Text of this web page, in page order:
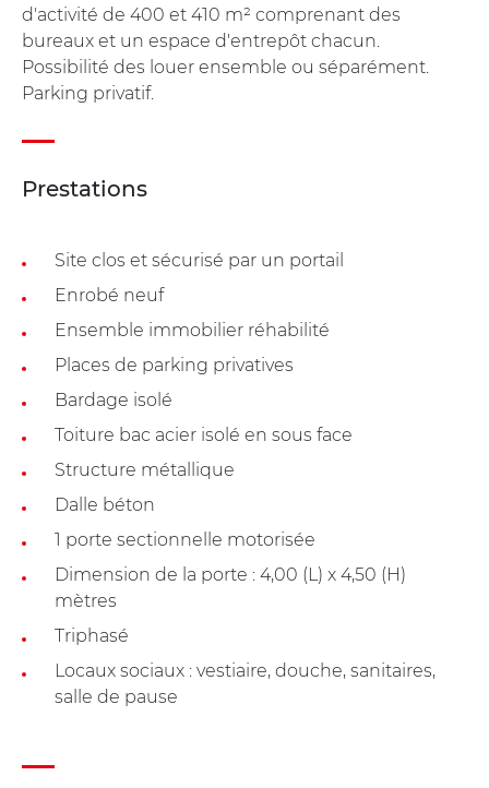
d'activité de 400 et 410 m² comprenant des
bureaux et un espace d'entrepôt chacun.
Possibilité des louer ensemble ou séparément.
Parking privatif.
Prestations
Site clos et sécurisé par un portail
Enrobé neuf
Ensemble immobilier réhabilité
Places de parking privatives
Bardage isolé
Toiture bac acier isolé en sous face
Structure métallique
Dalle béton
1 porte sectionnelle motorisée
Dimension de la porte : 4,00 (L) x 4,50 (H)
mètres
Triphasé
Locaux sociaux : vestiaire, douche, sanitaires,
salle de pause